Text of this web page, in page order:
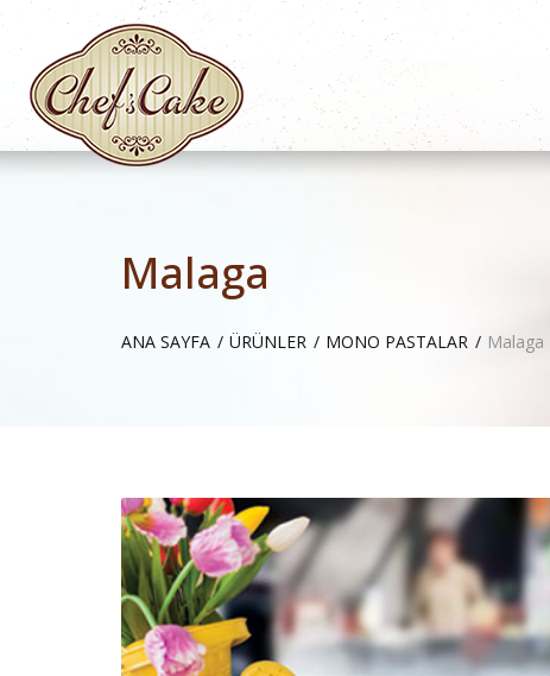
Malaga
ANA SAYFA ÜRÜNLER MONO PASTALAR Malaga